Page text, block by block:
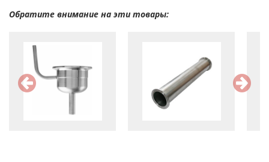
Обратите внимание на эти товары: